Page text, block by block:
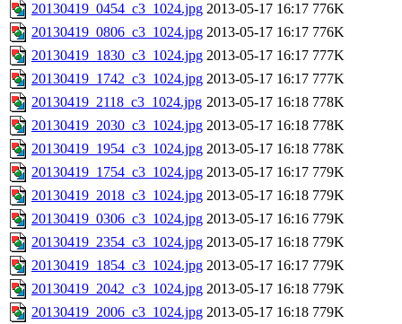
20130419_0454_c3_1024.jpg 2013-05-17 16:17 776K
20130419_0806_c3_1024.jpg 2013-05-17 16:17 776K
20130419_1830_c3_1024.jpg 2013-05-17 16:17 777K
20130419_1742_c3_1024.jpg 2013-05-17 16:17 777K
20130419_2118_c3_1024.jpg 2013-05-17 16:18 778K
20130419_2030_c3_1024.jpg 2013-05-17 16:18 778K
20130419_1954_c3_1024.jpg 2013-05-17 16:18 778K
20130419_1754_c3_1024.jpg 2013-05-17 16:17 779K
20130419_2018_c3_1024.jpg 2013-05-17 16:18 779K
20130419_0306_c3_1024.jpg 2013-05-17 16:16 779K
20130419_2354_c3_1024.jpg 2013-05-17 16:18 779K
20130419_1854_c3_1024.jpg 2013-05-17 16:17 779K
20130419_2042_c3_1024.jpg 2013-05-17 16:18 779K
20130419_2006_c3_1024.jpg 2013-05-17 16:18 779K